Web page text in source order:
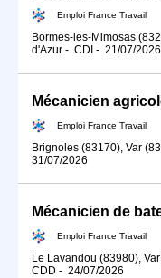
Emploi France Travail
Bormes-les-Mimosas
d'Azur - CDI - 21/07/2026
Mécanicien
Emploi France Travail
Brignoles (83170), Var
31/07/2026
Emploi France Travail
Le Lavandou (83980),
CDD - 24/07/2026